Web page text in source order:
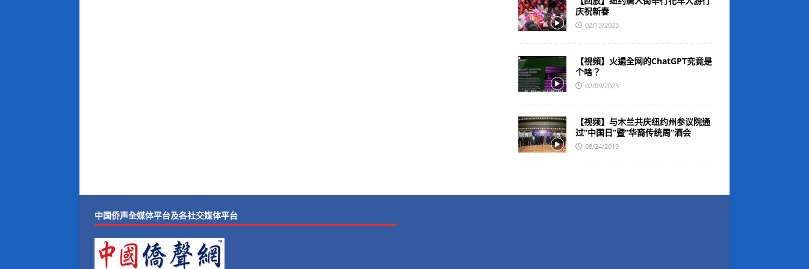
庆祝新春
02/13/2023
【視頻】火遍全网的ChatGPT究竟是
个啥？
02/09/2023
【视频】与木兰共庆纽约州参议院通
过“中国日”暨“华裔传统周”酒会
08/24/2019
中国侨声全媒体平台及各社交媒体平台